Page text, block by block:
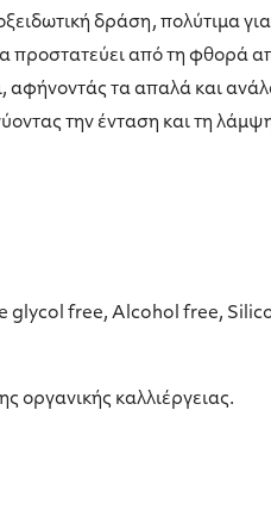
δράση, πολύτιμα
προστατεύει από τη φθορά
αφήνοντάς τα απαλά και
την ένταση και τη
glycol free, Alcohol free,
οργανικής καλλιέργειας.